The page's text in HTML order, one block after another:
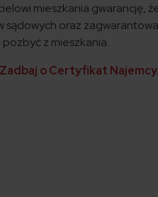
mieszkania gwarancję,
oraz
z mieszkania.
o Certyfikat